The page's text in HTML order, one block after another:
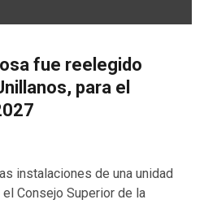
fue reelegido
para el
instalaciones de una unidad
Consejo Superior de la